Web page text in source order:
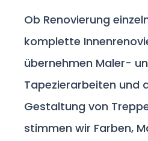
Ob Renovierung
komplette
übernehmen Maler-
Tapezierarbeiten und
Gestaltung von
stimmen wir Farben,